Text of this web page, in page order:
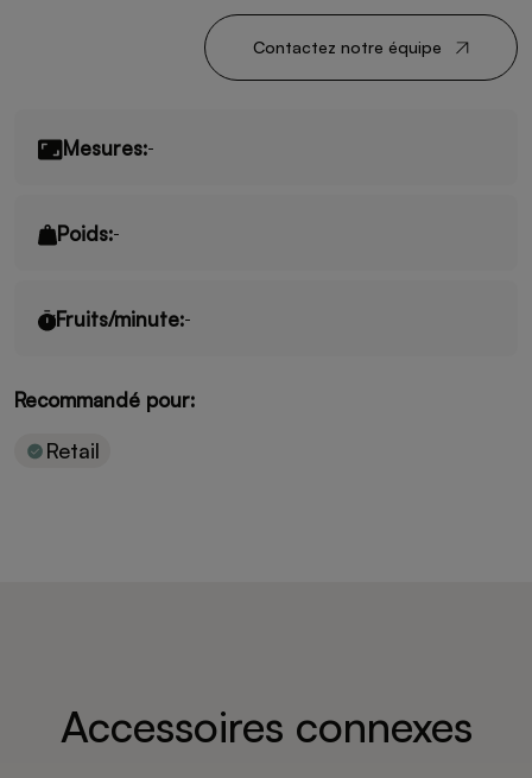
Recommandé pour:
Retail
Contactez notre équipe
Mesures:-
Poids:-
Fruits/minute:-
Accessoires connexes